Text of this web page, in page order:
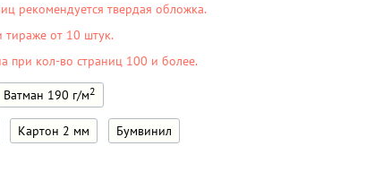
рекомендуется твердая обложка.
тираже от 10 штук.
при кол-во страниц 100 и более.
Ватман 190 г/м2
Картон 2 мм Бумвинил